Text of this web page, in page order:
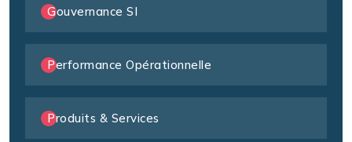
Gouvernance SI
Performance Opérationnelle
Produits & Services